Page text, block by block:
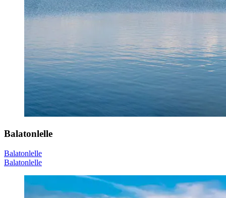
Balatonlelle
Balatonlelle
Balatonlelle